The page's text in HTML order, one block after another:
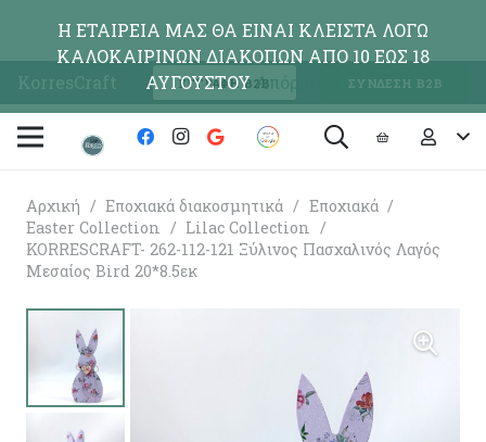
KorresCraft ΕΓΓΡΑΦΗ Β2Β ΣΥΝΔΕΣΗ Β2Β
Αρχική / Εποχιακά διακοσμητικά / Εποχιακά /
Easter Collection / Lilac Collection /
KORRESCRAFT- 262-112-121 Ξύλινος Πασχαλινός Λαγός
Μεσαίος Bird 20*8.5εκ
Η ΕΤΑΙΡΕΙΑ ΜΑΣ ΘΑ ΕΙΝΑΙ ΚΛΕΙΣΤΑ ΛΟΓΩ
ΚΑΛΟΚΑΙΡΙΝΩΝ ΔΙΑΚΟΠΩΝ ΑΠΟ 10 ΕΩΣ 18
ΑΥΓΟΥΣΤΟΥΑπόρριψη